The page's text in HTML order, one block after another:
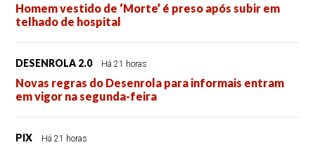
Homem vestido de ‘Morte’ é preso após subir em
telhado de hospital
DESENROLA 2.0 Há 21 horas
Novas regras do Desenrola para informais entram
em vigor na segunda-feira
PIX Há 21 horas